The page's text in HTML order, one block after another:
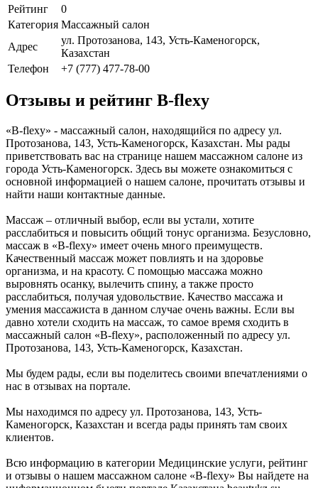
Рейтинг
0
Категория Массажный салон
Адрес
ул. Протозанова, 143, Усть-Каменогорск,
Казахстан
Телефон
+7 (777) 477-78-00
Отзывы и рейтинг B-flexy
«B-flexy» - массажный салон, находящийся по адресу ул.
Протозанова, 143, Усть-Каменогорск, Казахстан. Мы рады
приветствовать вас на странице нашем массажном салоне из
города Усть-Каменогорск. Здесь вы можете ознакомиться с
основной информацией о нашем салоне, прочитать отзывы и
найти наши контактные данные.
Массаж – отличный выбор, если вы устали, хотите
расслабиться и повысить общий тонус организма. Безусловно,
массаж в «B-flexy» имеет очень много преимуществ.
Качественный массаж может повлиять и на здоровье
организма, и на красоту. С помощью массажа можно
выровнять осанку, вылечить спину, а также просто
расслабиться, получая удовольствие. Качество массажа и
умения массажиста в данном случае очень важны. Если вы
давно хотели сходить на массаж, то самое время сходить в
массажный салон «B-flexy», расположенный по адресу ул.
Протозанова, 143, Усть-Каменогорск, Казахстан.
Мы будем рады, если вы поделитесь своими впечатлениями о
нас в отзывах на портале.
Мы находимся по адресу ул. Протозанова, 143, Усть-
Каменогорск, Казахстан и всегда рады принять там своих
клиентов.
Всю информацию в категории Медицинские услуги, рейтинг
и отзывы о нашем массажном салоне «B-flexy» Вы найдете на